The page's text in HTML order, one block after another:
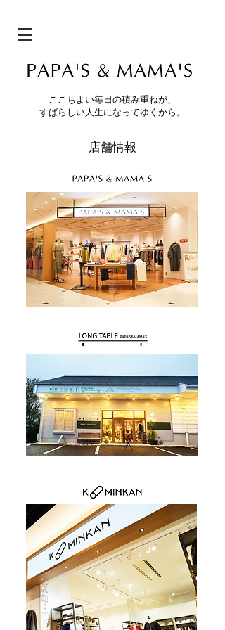
ここちよい毎日の積み重ねが、
すばらしい人生になってゆくから。
​店舗情報